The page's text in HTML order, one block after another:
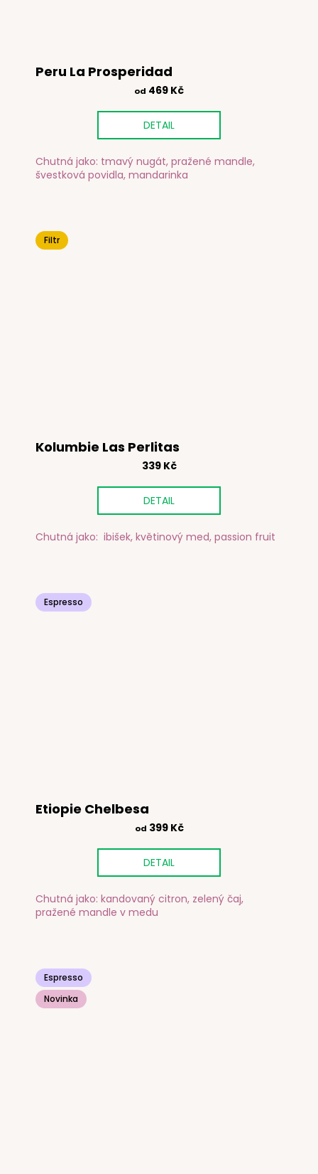
Peru La Prosperidad
od 469 Kč
DETAIL
Chutná jako: tmavý nugát, pražené mandle,
švestková povidla, mandarinka
Filtr
Kolumbie Las Perlitas
339 Kč
DETAIL
Chutná jako: ibišek, květinový med, passion fruit
Espresso
Etiopie Chelbesa
od 399 Kč
DETAIL
Chutná jako: kandovaný citron, zelený čaj,
pražené mandle v medu
Espresso
Novinka